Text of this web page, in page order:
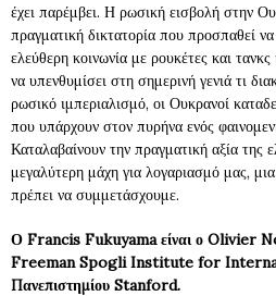
έχει παρέμβει. Η ρωσική εισβολή στην
πραγματική δικτατορία που προσπαθεί
ελεύθερη κοινωνία με ρουκέτες και
να υπενθυμίσει στη σημερινή γενιά τι
ρωσικό ιμπεριαλισμό, οι Ουκρανοί
που υπάρχουν στον πυρήνα ενός
Καταλαβαίνουν την πραγματική αξία της
μεγαλύτερη μάχη για λογαριασμό μας,
πρέπει να συμμετάσχουμε.
Ο Francis Fukuyama είναι ο Olivier
Freeman Spogli Institute for
Πανεπιστημίου Stanford.